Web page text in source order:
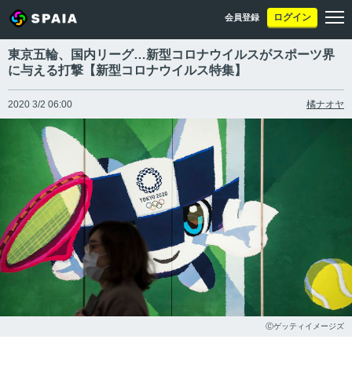
会員登録 ログイン
東京五輪、国内リーグ…新型コロナウイルスがスポーツ界
に与える打撃【新型コロナウイルス特集】
2020 3/2 06:00 橘ナオヤ
Ⓒゲッティイメージズ